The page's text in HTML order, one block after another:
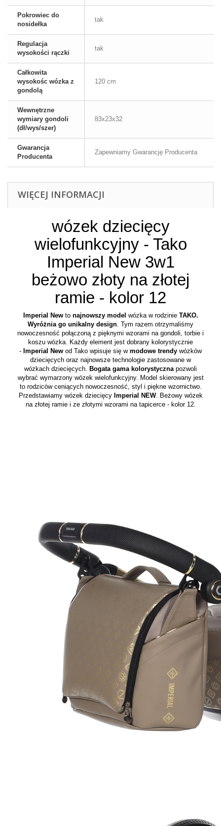
Pokrowiec do
nosidełka
tak
Regulacja
wysokości rączki
tak
Całkowita
wysokośc wózka z
gondolą
120 cm
Wewnętrzne
wymiary gondoli
(dł/wys/szer)
83x23x32
Gwarancja
Producenta
Zapewniamy Gwarancję Producenta
WIĘCEJ INFORMACJI
wózek dziecięcy
wielofunkcyjny - Tako
Imperial New 3w1
beżowo złoty na złotej
ramie - kolor 12
Imperial Newto najnowszy model wózka w rodzinie TAKO.
Wyróżnia go unikalny design. Tym razem otrzymaliśmy
nowoczesność połączoną z pięknymi wzorami na gondoli, torbie i
koszu wózka. Każdy element jest dobrany kolorystycznie
- Imperial New od Tako wpisuje się w modowe trendy wózków
dziecięcych oraz najnowsze technologie zastosowane w
wózkach dziecięcych. Bogata gama kolorystycznapozwoli
wybrać wymarzony wózek wielofunkcyjny. Model skierowany jest
to rodziców ceniących nowoczesność, styl i piękne wzornictwo.
Przedstawiamy wózek dziecięcy Imperial NEW. Beżowy wózek
na złotej ramie i ze złotymi wzorami na tapicerce - kolor 12.